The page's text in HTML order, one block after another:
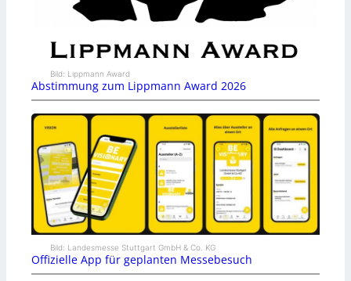
Bild: Lippmann Award
Abstimmung zum Lippmann Award 2026
Bild: Landesmesse Stuttgart GmbH & Co. KG
Offizielle App für geplanten Messebesuch